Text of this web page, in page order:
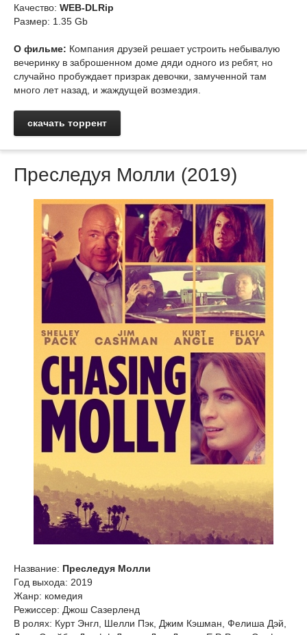
Качество: WEB-DLRip
Размер: 1.35 Gb
О фильме: Компания друзей решает устроить небывалую
вечеринку в заброшенном доме дяди одного из ребят, но
случайно пробуждает призрак девочки, замученной там
много лет назад, и жаждущей возмездия.
скачать торрент
Преследуя Молли (2019)
Название: Преследуя Молли
Год выхода: 2019
Жанр: комедия
Режиссер: Джош Сазерленд
В ролях: Курт Энгл, Шелли Пэк, Джим Кэшман, Фелиша Дэй,